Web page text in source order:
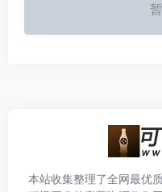
本站收集整理了全网最优